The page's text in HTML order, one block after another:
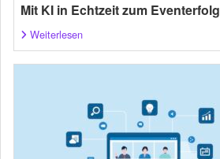
Mit KI in Echtzeit zum Eventerfolg
Weiterlesen